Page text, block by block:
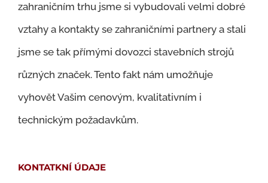
zahraničním trhu jsme si vybudovali velmi dobré
vztahy a kontakty se zahraničními partnery a stali
jsme se tak přímými dovozci stavebních strojů
různých značek. Tento fakt nám umožňuje
vyhovět Vašim cenovým, kvalitativním i
technickým požadavkům.
KONTATKNÍ ÚDAJE